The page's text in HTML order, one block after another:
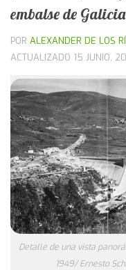
embalse de
POR ALEXANDER DE LOS
ACTUALIZADO 15 JUNIO,
Detalle de una vista
1949/ Ernesto